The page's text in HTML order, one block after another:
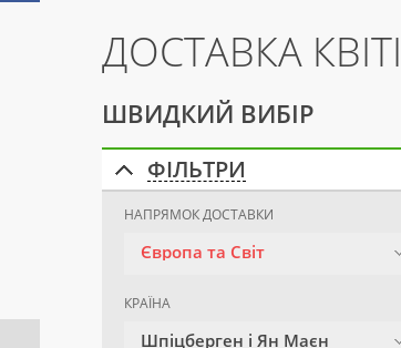
ДОСТАВКА
ШВИДКИЙ ВИБІР
ФІЛЬТРИ
НАПРЯМОК ДОСТАВКИ
Європа та Світ
КРАЇНА
Шпіцберген і Ян Маєн